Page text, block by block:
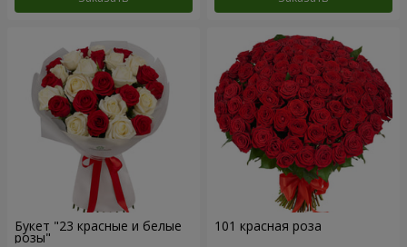
Букет "23 красные и белые
розы"
101 красная роза